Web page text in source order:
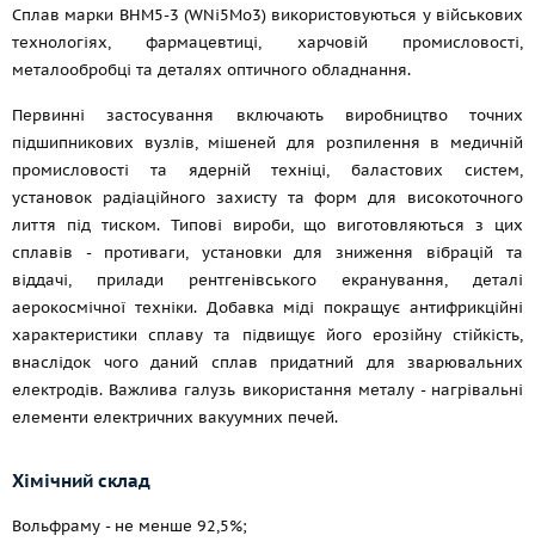
Сплав марки ВНМ5-3 (WNi5Mo3) використовуються у військових
технологіях, фармацевтиці, харчовій промисловості,
металообробці та деталях оптичного обладнання.
Первинні застосування включають виробництво точних
підшипникових вузлів, мішеней для розпилення в медичній
промисловості та ядерній техніці, баластових систем,
установок радіаційного захисту та форм для високоточного
лиття під тиском. Типові вироби, що виготовляються з цих
сплавів - противаги, установки для зниження вібрацій та
віддачі, прилади рентгенівського екранування, деталі
аерокосмічної техніки. Добавка міді покращує антифрикційні
характеристики сплаву та підвищує його ерозійну стійкість,
внаслідок чого даний сплав придатний для зварювальних
електродів. Важлива галузь використання металу - нагрівальні
елементи електричних вакуумних печей.
Хімічний склад
Вольфраму - не менше 92,5%;